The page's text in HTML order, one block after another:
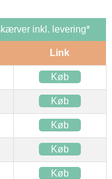
inkl. levering*
Link
Køb
Køb
Køb
Køb
Køb